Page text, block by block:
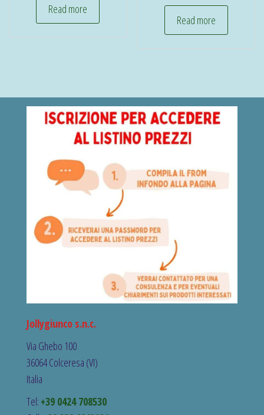
Read more
Read more
Jollygiunco s.n.c.
Via Ghebo 100
36064 Colceresa (VI)
Italia
Tel: +39 0424 708530